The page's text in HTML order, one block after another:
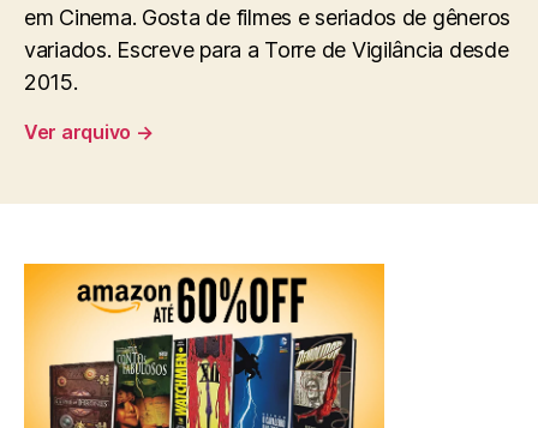
em Cinema. Gosta de filmes e seriados de gêneros
variados. Escreve para a Torre de Vigilância desde
2015.
Ver arquivo →